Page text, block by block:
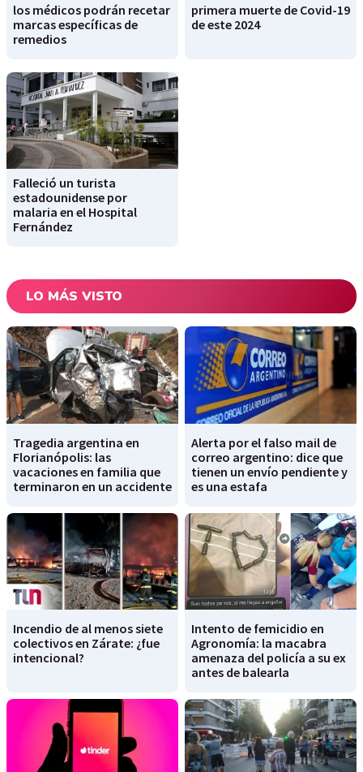
los médicos podrán recetar
marcas específicas de
remedios
primera muerte de Covid-19
de este 2024
Falleció un turista
estadounidense por
malaria en el Hospital
Fernández
LO MÁS VISTO
Tragedia argentina en
Florianópolis: las
vacaciones en familia que
terminaron en un accidente
Alerta por el falso mail de
correo argentino: dice que
tienen un envío pendiente y
es una estafa
Incendio de al menos siete
colectivos en Zárate: ¿fue
intencional?
Intento de femicidio en
Agronomía: la macabra
amenaza del policía a su ex
antes de balearla